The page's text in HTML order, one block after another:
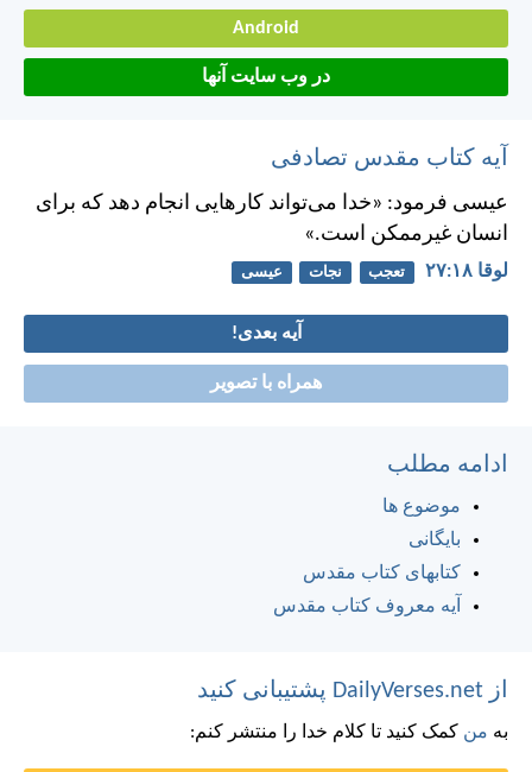
Android
در وب سایت آنها
آیه کتاب مقدس تصادفی
عيسی فرمود: «خدا می‌تواند كارهايی انجام دهد كه برای
انسان غيرممكن است.»
لوقا ۱۸:‏۲۷ تعجب نجات عیسی
آیه بعدی!
همراه با تصویر
ادامه مطلب
موضوع ها
بایگانی
کتابهای کتاب مقدس
آیه معروف کتاب مقدس
از DailyVerses.net پشتیبانی کنید
به من کمک کنید تا کلام خدا را منتشر کنم: